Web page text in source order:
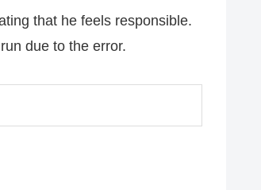
that he feels responsible.
due to the error.